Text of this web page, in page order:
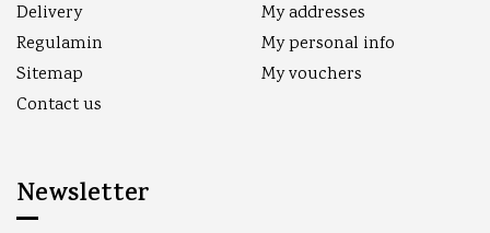
Delivery
Regulamin
Sitemap
Contact us
My addresses
My personal info
My vouchers
Newsletter